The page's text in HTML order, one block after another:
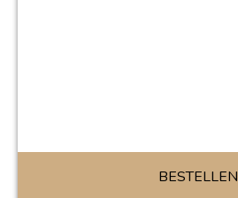
BESTELLEN